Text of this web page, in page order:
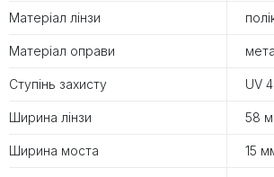
Матеріал лінзи
Матеріал оправи
Ступінь захисту UV
Ширина лінзи 58
Ширина моста 15